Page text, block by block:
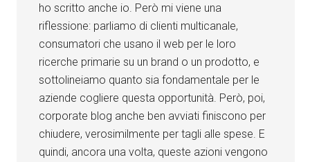
ho scritto anche io. Però mi viene una
riflessione: parliamo di clienti multicanale,
consumatori che usano il web per le loro
ricerche primarie su un brand o un prodotto, e
sottolineiamo quanto sia fondamentale per le
aziende cogliere questa opportunità. Però, poi,
corporate blog anche ben avviati finiscono per
chiudere, verosimilmente per tagli alle spese. E
quindi, ancora una volta, queste azioni vengono